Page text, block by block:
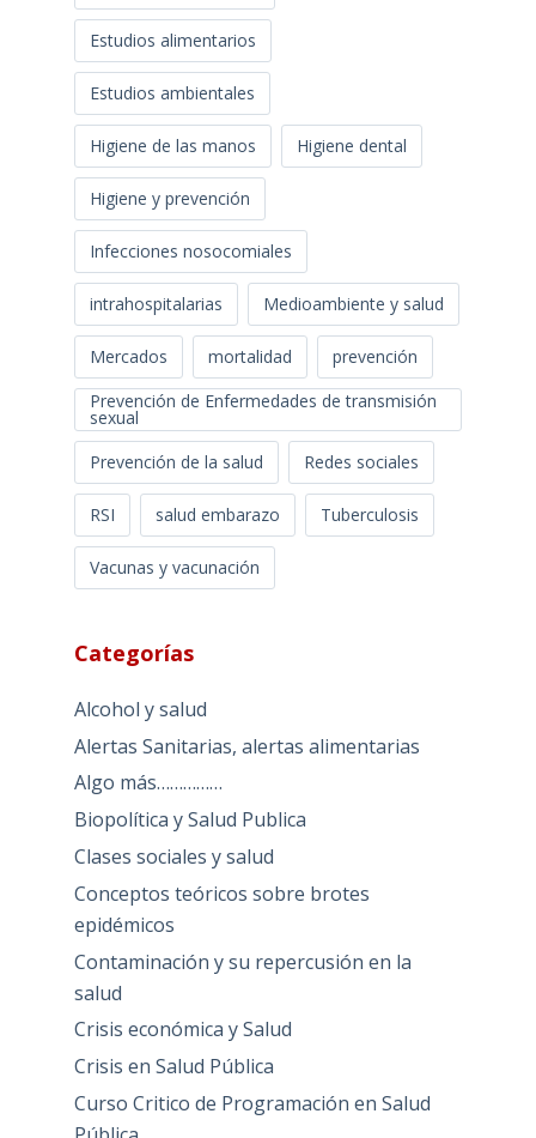
Estudios alimentarios
Estudios ambientales
Higiene de las manos Higiene dental
Higiene y prevención
Infecciones nosocomiales
intrahospitalarias Medioambiente y salud
Mercados mortalidad
prevención
Prevención de Enfermedades de transmisión
sexual
Prevención de la salud
Redes sociales
RSI salud embarazo Tuberculosis
Vacunas y vacunación
Categorías
Alcohol y salud
Alertas Sanitarias, alertas alimentarias
Algo más……………
Biopolítica y Salud Publica
Clases sociales y salud
Conceptos teóricos sobre brotes
epidémicos
Contaminación y su repercusión en la
salud
Crisis económica y Salud
Crisis en Salud Pública
Curso Critico de Programación en Salud